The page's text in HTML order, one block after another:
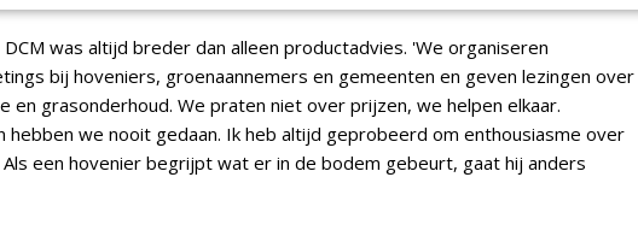
was altijd breder dan alleen productadvies. 'We organiseren
bij hoveniers, groenaannemers en gemeenten en geven lezingen over
en grasonderhoud. We praten niet over prijzen, we helpen elkaar.
hebben we nooit gedaan. Ik heb altijd geprobeerd om enthousiasme over
een hovenier begrijpt wat er in de bodem gebeurt, gaat hij anders